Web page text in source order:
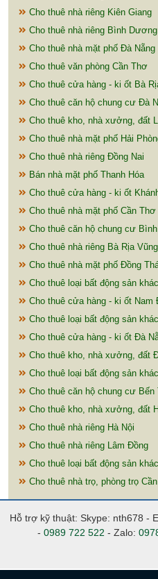
Cho thuê nhà riêng Kiên Giang
Cho thuê nhà riêng Bình Dương
Cho thuê nhà mặt phố Đà Nẵng
Cho thuê văn phòng Cần Thơ
Cho thuê cửa hàng - ki ốt Bà
Cho thuê căn hộ chung cư Đà
Cho thuê kho, nhà xưởng, đất
Cho thuê nhà mặt phố Hải
Cho thuê nhà riêng Đồng Nai
Bán nhà mặt phố Thanh Hóa
Cho thuê cửa hàng - ki ốt
Cho thuê nhà mặt phố Cần Thơ
Cho thuê căn hộ chung cư
Cho thuê nhà riêng Bà Rịa
Cho thuê nhà mặt phố Đồng
Cho thuê loại bất động sản
Cho thuê cửa hàng - ki ốt Nam
Cho thuê loại bất động sản
Cho thuê cửa hàng - ki ốt Đà
Cho thuê kho, nhà xưởng, đất
Cho thuê loại bất động sản
Cho thuê căn hộ chung cư Bến
Cho thuê kho, nhà xưởng, đất
Cho thuê nhà riêng Hà Nội
Cho thuê nhà riêng Lâm Đồng
Cho thuê loại bất động sản
Cho thuê nhà trọ, phòng trọ
Hỗ trợ kỹ thuật: Skype: nth678 -
- 0989 722 522 - Zalo: